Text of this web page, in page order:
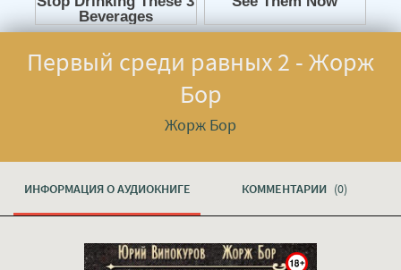
Первый среди равных 2 - Жорж
Бор
Жорж Бор
ИНФОРМАЦИЯ О АУДИОКНИГЕ КОММЕНТАРИИ (0)